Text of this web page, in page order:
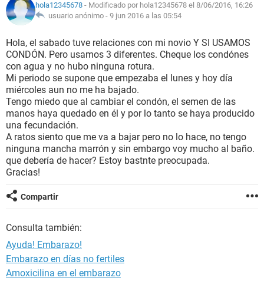
NUTRICIÓN
BIENESTAR
SEXUALIDAD
GLOSARIO
hola12345678 - Modificado por hola12345678 el 8/06/2016, 16:26
usuario anónimo - 9 jun 2016 a las 05:54
Hola, el sabado tuve relaciones con mi novio Y SI USAMOS
CONDÓN. Pero usamos 3 diferentes. Cheque los condónes
con agua y no hubo ninguna rotura.
Mi periodo se supone que empezaba el lunes y hoy día
miércoles aun no me ha bajado.
Tengo miedo que al cambiar el condón, el semen de las
manos haya quedado en él y por lo tanto se haya producido
una fecundación.
A ratos siento que me va a bajar pero no lo hace, no tengo
ninguna mancha marrón y sin embargo voy mucho al baño.
que debería de hacer? Estoy bastnte preocupada.
Gracias!
Compartir
Consulta también:
Ayuda! Embarazo!
Embarazo en días no fertiles
Amoxicilina en el embarazo